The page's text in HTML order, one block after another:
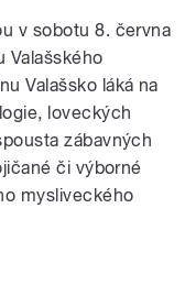
v sobotu 8. června
Valašského
Valašsko láká na
loveckých
zábavných
či výborné
mysliveckého